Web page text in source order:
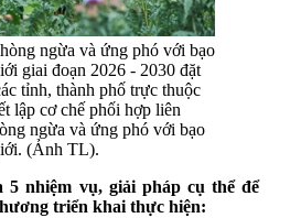
ngừa và ứng phó với bạo
giai đoạn 2026 - 2030 đặt
tỉnh, thành phố trực thuộc
lập cơ chế phối hợp liên
ngừa và ứng phó với bạo
(Ảnh TL).
nhiệm vụ, giải pháp cụ thể để
triển khai thực hiện: